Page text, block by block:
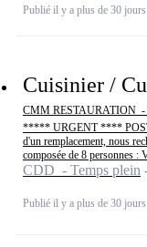
Publié il y a plus de 30 jours
Cuisinier /
CMM RESTAURATION -
***** URGENT ****
d'un remplacement, nous
composée de 8 personnes :
CDD - Temps plein
Publié il y a plus de 30 jours